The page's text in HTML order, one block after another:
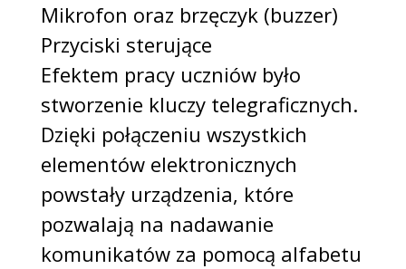
Mikrofon oraz brzęczyk (buzzer)
Przyciski sterujące
Efektem pracy uczniów było
stworzenie kluczy telegraficznych.
Dzięki połączeniu wszystkich
elementów elektronicznych
powstały urządzenia, które
pozwalają na nadawanie
komunikatów za pomocą alfabetu